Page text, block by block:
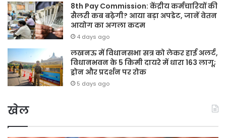
8th Pay Commission: केंद्रीय कर्मचारियों की
सैलरी कब बढ़ेगी? आया बड़ा अपडेट, जानें वेतन
आयोग का अगला कदम
4 days ago
लखनऊ में विधानसभा सत्र को लेकर हाई अलर्ट,
विधानभवन के 5 किमी दायरे में धारा 163 लागू;
ड्रोन और प्रदर्शन पर रोक
5 days ago
खेल